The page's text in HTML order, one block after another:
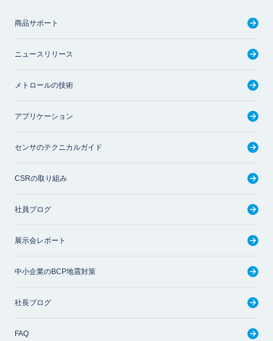
商品サポート
ニュースリリース
メトロールの技術
アプリケーション
センサのテクニカルガイド
CSRの取り組み
社員ブログ
展示会レポート
中小企業のBCP地震対策
社長ブログ
FAQ